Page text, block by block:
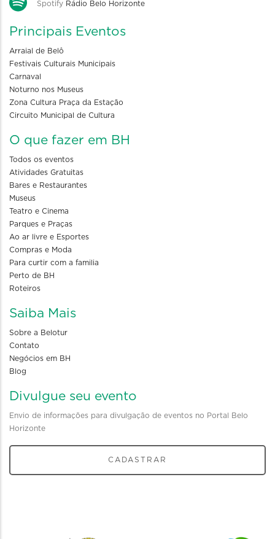
Spotify Rádio Belo Horizonte
Principais Eventos
Arraial de Belô
Festivais Culturais Municipais
Carnaval
Noturno nos Museus
Zona Cultura Praça da Estação
Circuito Municipal de Cultura
O que fazer em BH
Todos os eventos
Atividades Gratuitas
Bares e Restaurantes
Museus
Teatro e Cinema
Parques e Praças
Ao ar livre e Esportes
Compras e Moda
Para curtir com a familia
Perto de BH
Roteiros
Saiba Mais
Sobre a Belotur
Contato
Negócios em BH
Blog
Divulgue seu evento
Envio de informações para divulgação de eventos no Portal Belo
Horizonte
CADASTRAR